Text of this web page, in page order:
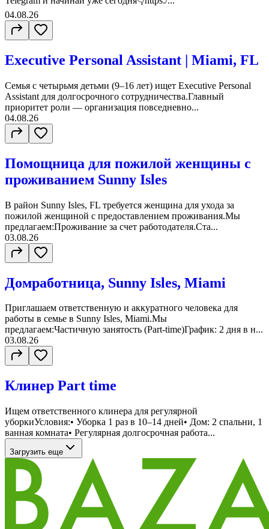
04.08.26
Executive Personal Assistant | Miami, FL
Семья с четырьмя детьми (9–16 лет) ищет Executive Personal
Assistant для долгосрочного сотрудничества.Главный
приоритет роли — организация повседневно...
04.08.26
Помощница для пожилой женщины с
проживанием Sunny Isles
В район Sunny Isles, FL требуется женщина для ухода за
пожилой женщиной с предоставлением проживания.Мы
предлагаем:Проживание за счет работодателя.Ста...
03.08.26
Домработница, Sunny Isles, Miami
Приглашаем ответственную и аккуратного человека для
работы в семье в Sunny Isles, Miami.Мы
предлагаем:Частичную занятость (Part-time)График: 2 дня в н...
03.08.26
Клинер Part time
Ищем ответственного клинера для регулярной
уборкиУсловия:• Уборка 1 раз в 10–14 дней• Дом: 2 спальни, 1
ванная комната• Регулярная долгосрочная работа...
Загрузить еще